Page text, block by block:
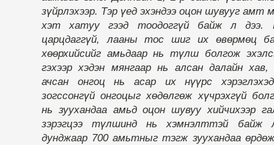
зүйрлэхээр. Тэр үед эхэндээ оцон шувууг амт
хэт хатуу гээд тоодоггүй байж л дээ.
царцдаггүй, лааны тос шиг их өвөрмөц
хөөрхийсийг амьдаар нь түлш болгож
гэхээр хэдэн мянгаар нь алсан далайн хав,
ачсан онгоц нь асар их нүүрс
зогссонгүй онгоцыг хөдөлгөж хүчрэхгүй
нь зуухандаа амьд оцон шувуу хийчихээр
зэрэгцээ түлшинд нь хэмнэлттэй
дунджаар 700 амьтныг тэгж зуухандаа